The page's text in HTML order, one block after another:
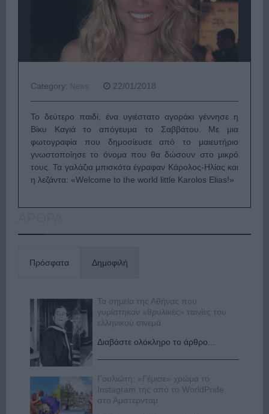
Category: News 22/01/2018
Το δεύτερο παιδί, ένα υγιέστατο αγοράκι γέννησε η
Βίκυ Καγιά το απόγευμα το Σαββάτου. Με μια
φωτογραφία που δημοσίευσε από το μαιευτήριο
γνωστοποίησε το όνομα που θα δώσουν στο μικρό
τους. Τα γαλάζια μπισκότα έγραφαν Κάρολος-Ηλίας και
η λεζάντα: «Welcome to the world little Karolos Elias!»
Πρόσφατα Δημοφιλή
Τα σημεία της Αθήνας που
γυρίστηκαν «θρυλικές» ταινίες του
ελληνικού σινεμά
Διαβάστε ολόκληρο το άρθρο...
Γουλιώτη: «Γέμισε» χρώμα το
Instagram της από το WorldPride
στο Άμστερνταμ